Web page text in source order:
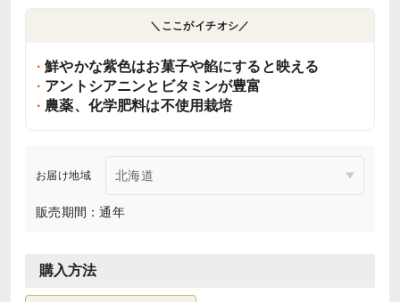
＼ここがイチオシ／
鮮やかな紫色はお菓子や餡にすると映える
アントシアニンとビタミンが豊富
農薬、化学肥料は不使用栽培
お届け地域
販売期間：通年
購入方法